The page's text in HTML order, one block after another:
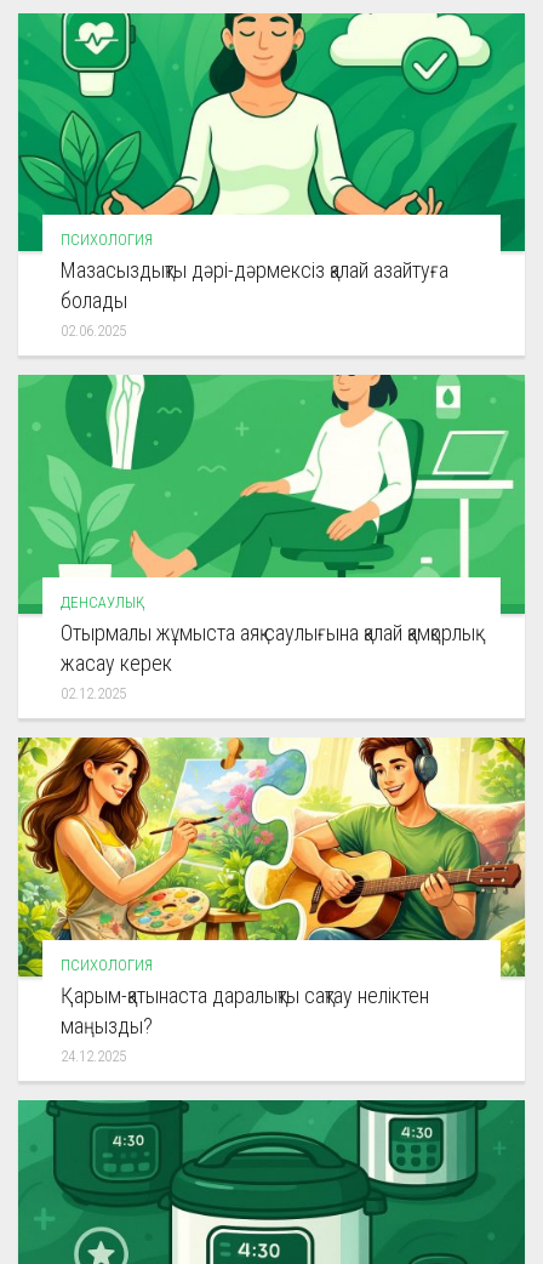
ПСИХОЛОГИЯ
Мазасыздықты дәрі-дәрмексіз қалай азайтуға
болады
02.06.2025
ДЕНСАУЛЫҚ
Отырмалы жұмыста аяқ саулығына қалай қамқорлық
жасау керек
02.12.2025
ПСИХОЛОГИЯ
Қарым-қатынаста даралықты сақтау неліктен
маңызды?
24.12.2025